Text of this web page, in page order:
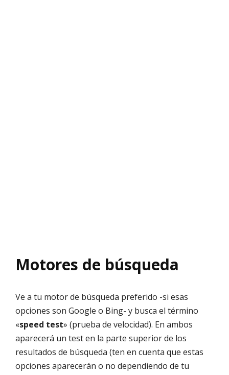
Motores de búsqueda
Ve a tu motor de búsqueda preferido -si esas
opciones son Google o Bing- y busca el término
«speed test» (prueba de velocidad). En ambos
aparecerá un test en la parte superior de los
resultados de búsqueda (ten en cuenta que estas
opciones aparecerán o no dependiendo de tu